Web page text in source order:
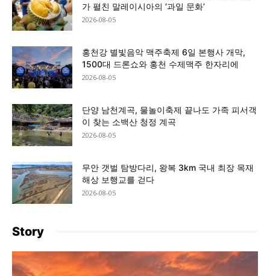
가 펼친 말레이시아의 ‘과일 문화’
2026-08-05
홍천강 별빛음악 맥주축제 6일 본행사 개막,
1500대 드론쇼와 홍천 수제맥주 한자리에
2026-08-05
단양 남천계곡, 물놀이축제 끝나도 가족 피서객
이 찾는 소백산 청정 계곡
2026-08-05
무안 갯벌 탐방다리, 왕복 3km 국내 최장 목재
해상 보행교를 걷다
2026-08-05
Story